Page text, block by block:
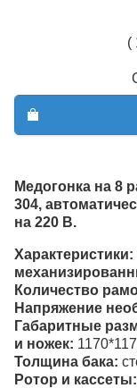
(
Медогонка на 8
304,
на 220 В.
Количество
Напряжение
Габаритные
и ножек:
Толщина бака:
Ротор и кассеты: